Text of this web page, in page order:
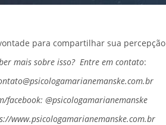
para compartilhar sua
mais sobre isso? Entre em contato:
facebook: @psicologamarianemanske
www.psicologamarianemanske.com.br